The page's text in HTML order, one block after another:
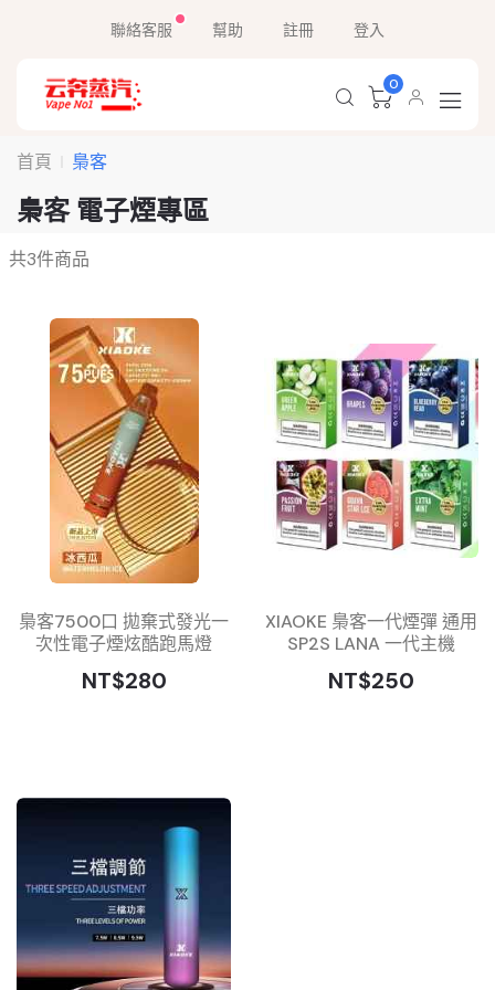
聯絡客服 幫助 註冊 登入
0
首頁 梟客
梟客 電子煙專區
共3件商品
梟客7500口 拋棄式發光一
次性電子煙炫酷跑馬燈
NT$280
XIAOKE 梟客一代煙彈 通用
SP2S LANA 一代主機
NT$250